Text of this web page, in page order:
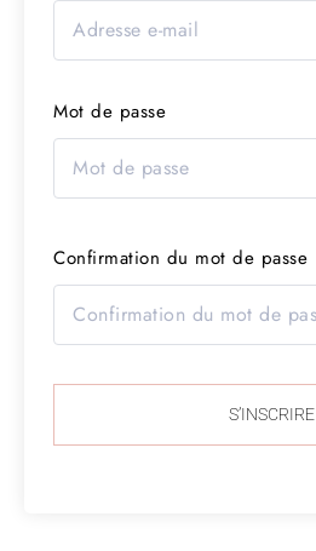
Mot de passe
Confirmation du mot de passe
S’INSCRIRE